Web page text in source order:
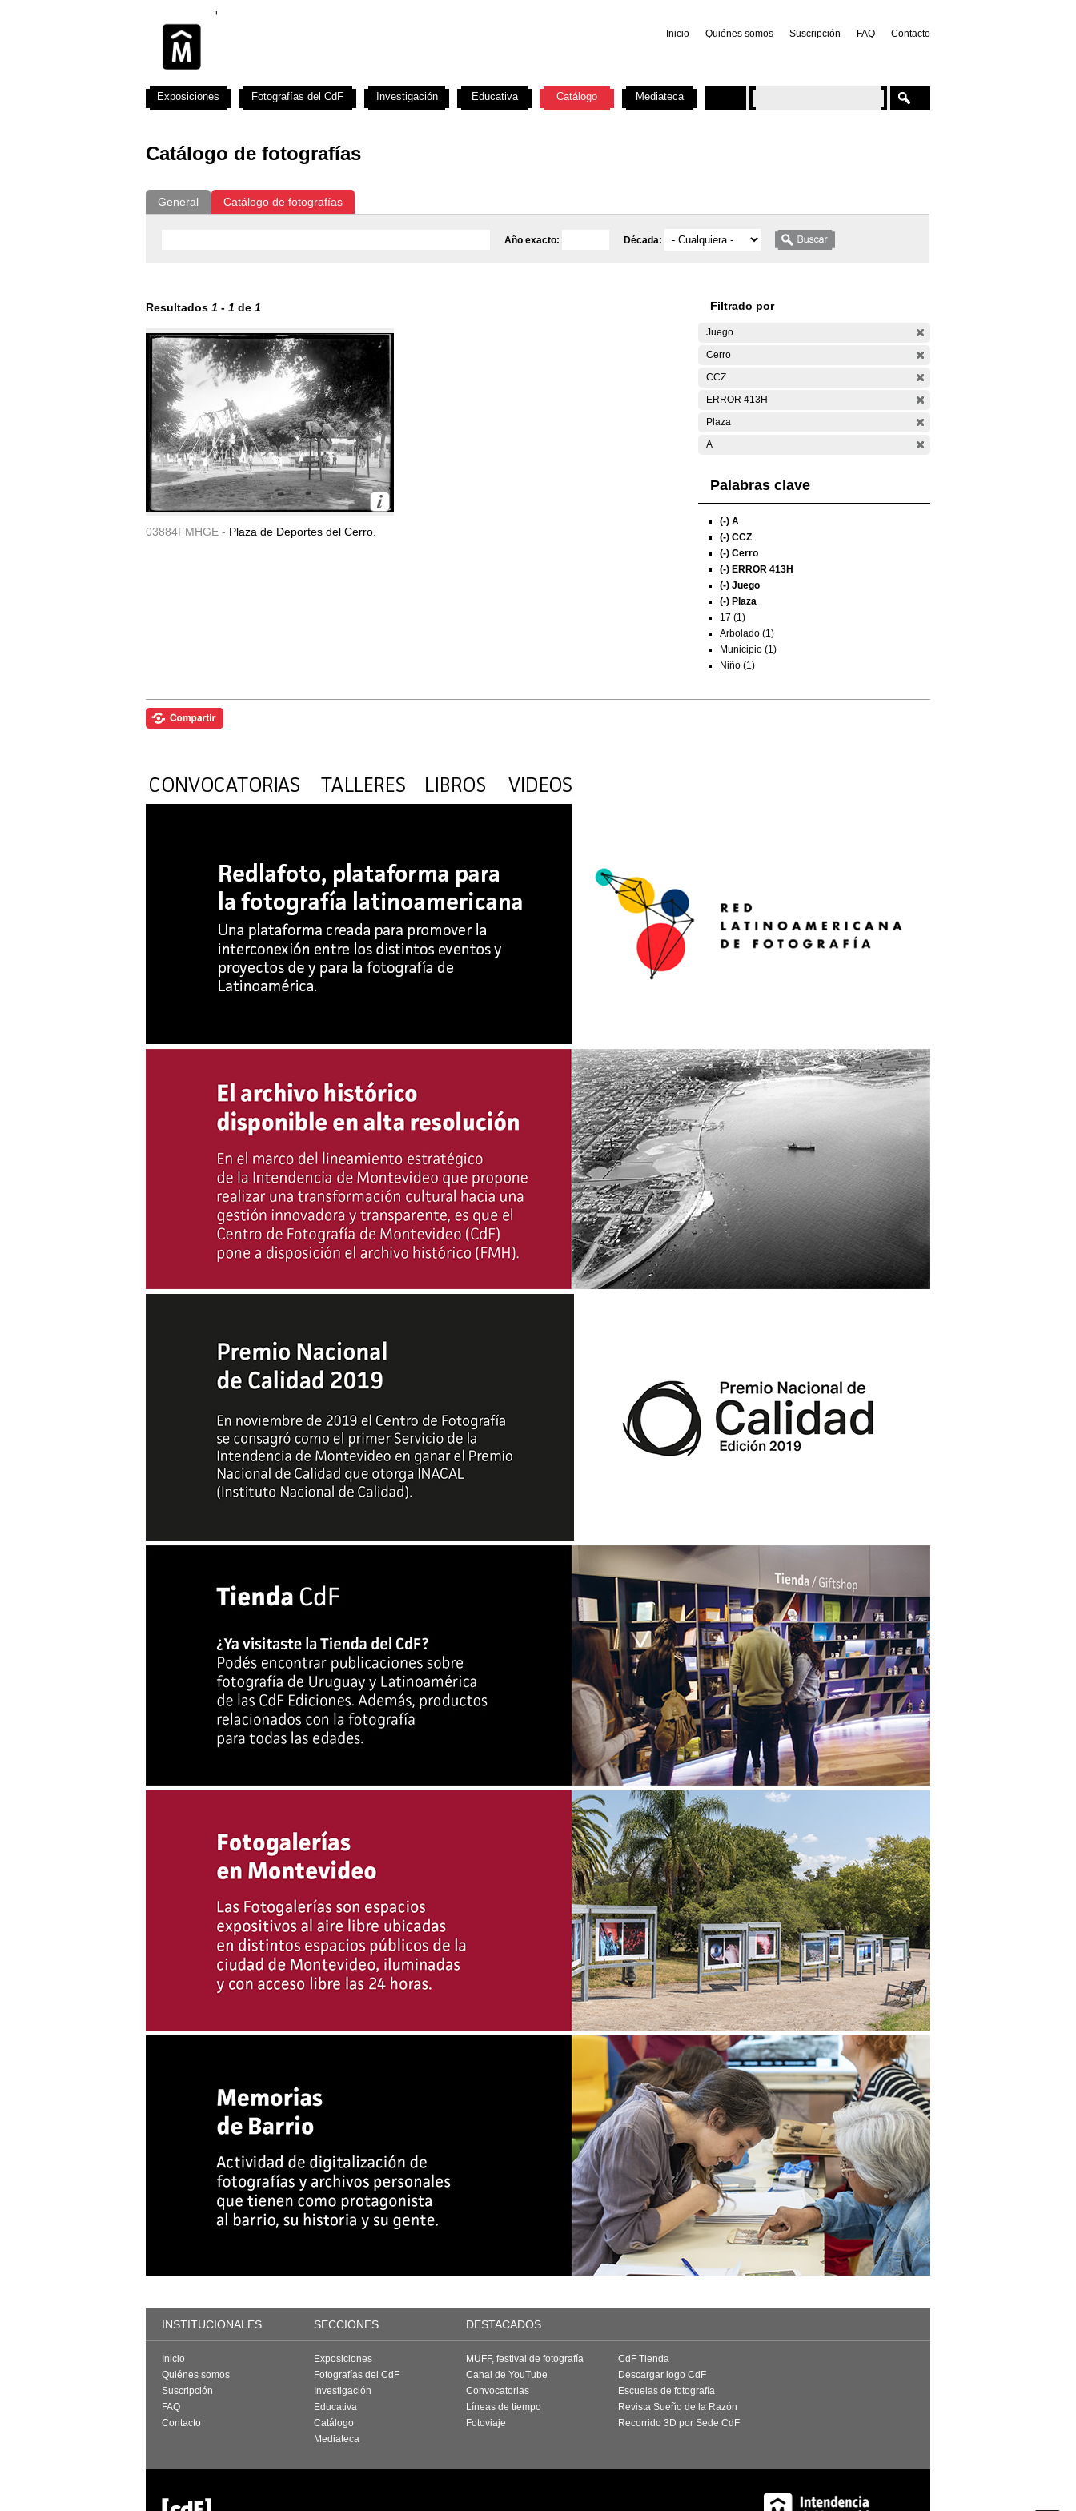
Inicio Quiénes somos Suscripción FAQ Contacto
Catálogo de fotografías
General Catálogo de fotografías
Año exacto: Década:
Resultados 1 - 1 de 1
03884FMHGE - Plaza de Deportes del Cerro.
Filtrado por
Juego
Cerro
CCZ
ERROR 413H
Plaza
A
Palabras clave
(-) A
(-) CCZ
(-) Cerro
(-) ERROR 413H
(-) Juego
(-) Plaza
17 (1)
Arbolado (1)
Municipio (1)
Niño (1)
Exposiciones Fotografías del CdF Investigación Educativa Catálogo Mediateca
INSTITUCIONALES SECCIONES DESTACADOS
Inicio
Quiénes somos
Suscripción
FAQ
Contacto
Exposiciones
Fotografías del CdF
Investigación
Educativa
Catálogo
Mediateca
MUFF, festival de fotografía
Canal de YouTube
Convocatorias
Líneas de tiempo
Fotoviaje
CdF Tienda
Descargar logo CdF
Escuelas de fotografía
Revista Sueño de la Razón
Recorrido 3D por Sede CdF